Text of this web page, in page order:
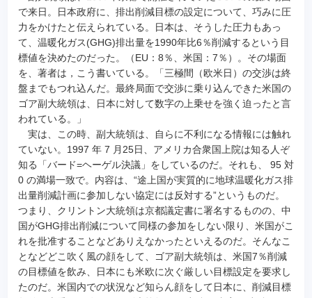
で来日。日本政府に、排出削減目標の設定について、巧みに圧
力をかけたと伝えられている。日本は、そうした圧力もあっ
て、温暖化ガス(GHG)排出量を1990年比6％削減するという目
標値を決めたのだった。（EU：8％、米国：7％）。その場面
を、著者は，こう書いている。「三極間（欧米日）の交渉は終
盤までもつれ込んだ。最終局面で交渉に乗り込んできた米国の
ゴア副大統領は、日本に対して数字の上乗せを強く迫ったと言
われている。」
実は、この時、副大統領は、自らに不利になる情報には触れ
ていない。1997 年 7 月25日、アメリカ合衆国上院は知る人ぞ
知る「バード=ヘーゲル決議」をしているのだ。それも、 95 対
0 の満場一致で。内容は、“途上国が実質的に地球温暖化ガス排
出量削減計画に参加しない協定には反対する”というものだ。
つまり、クリントン大統領は京都議定書に署名するものの、中
国がGHG排出削減について同様の参加をしない限り、米国がこ
れを批准することなどありえなかったといえるのだ。そんなこ
となどどこ吹く風の顔をして、ゴア副大統領は、米国7％削減
の目標値を飲み、日本にも米欧に次ぐ厳しい目標設定を要求し
たのだ。米国内での状況など知らん顔をして日本に、削減目標